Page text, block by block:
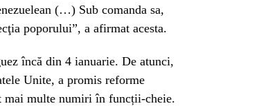
(…) Sub comanda sa,
poporului”, a afirmat acesta.
încă din 4 ianuarie. De atunci,
Unite, a promis reforme
multe numiri în funcții-cheie.